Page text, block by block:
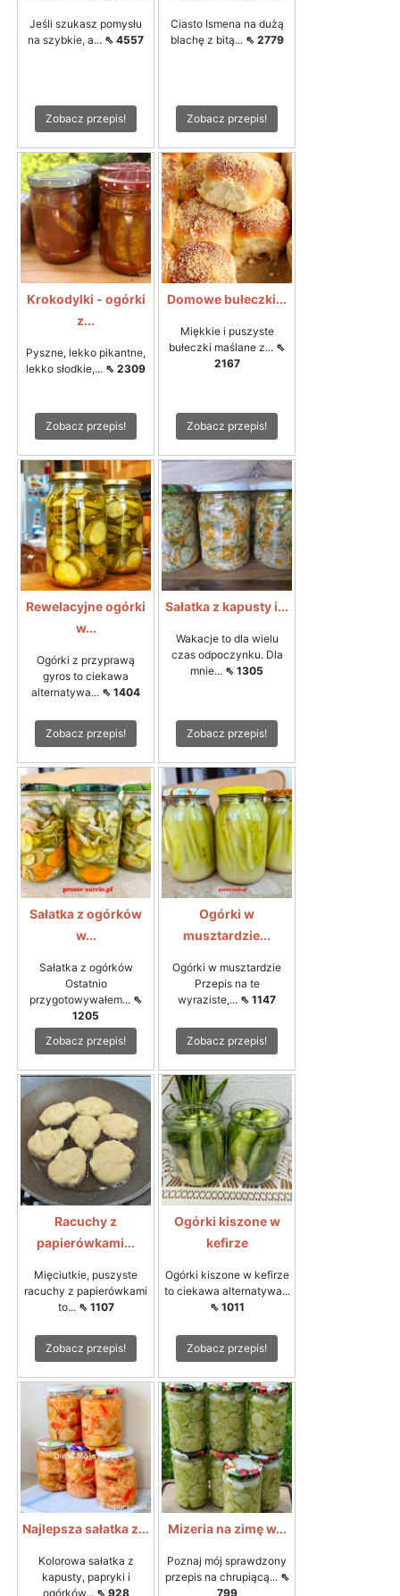
Jeśli szukasz pomysłu
na szybkie, a... ⇖ 4557
Zobacz przepis!
Ciasto Ismena na dużą
blachę z bitą... ⇖ 2779
Zobacz przepis!
Krokodylki - ogórki
z...
Pyszne, lekko pikantne,
lekko słodkie,... ⇖ 2309
Zobacz przepis!
Domowe bułeczki...
Miękkie i puszyste
bułeczki maślane z... ⇖
2167
Zobacz przepis!
Rewelacyjne ogórki
w...
Ogórki z przyprawą
gyros to ciekawa
alternatywa... ⇖ 1404
Zobacz przepis!
Sałatka z kapusty i...
Wakacje to dla wielu
czas odpoczynku. Dla
mnie... ⇖ 1305
Zobacz przepis!
Sałatka z ogórków
w...
Sałatka z ogórków
Ostatnio
przygotowywałem... ⇖
1205
Zobacz przepis!
Ogórki w
musztardzie...
Ogórki w musztardzie
Przepis na te
wyraziste,... ⇖ 1147
Zobacz przepis!
Racuchy z
papierówkami...
Mięciutkie, puszyste
racuchy z papierówkami
to... ⇖ 1107
Zobacz przepis!
Ogórki kiszone w
kefirze
Ogórki kiszone w kefirze
to ciekawa alternatywa...
⇖ 1011
Zobacz przepis!
Najlepsza sałatka z...
Kolorowa sałatka z
kapusty, papryki i
ogórków... ⇖ 928
Mizeria na zimę w...
Poznaj mój sprawdzony
przepis na chrupiącą... ⇖
799